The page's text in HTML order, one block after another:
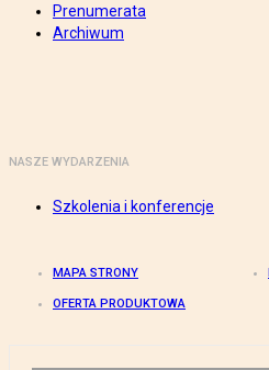
Prenumerata
Archiwum
NASZE WYDARZENIA
Szkolenia i konferencje
MAPA STRONY
OFERTA PRODUKTOWA